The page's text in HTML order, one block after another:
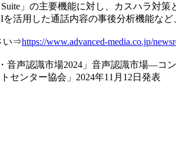
Suite」の主要機能に対し、カスハラ
活用した通話内容の事後分析機能な
い⇒https://www.advanced-media.co.jp/
音声認識市場2024」音声認識市場―コ
センター協会」2024年11月12日発表